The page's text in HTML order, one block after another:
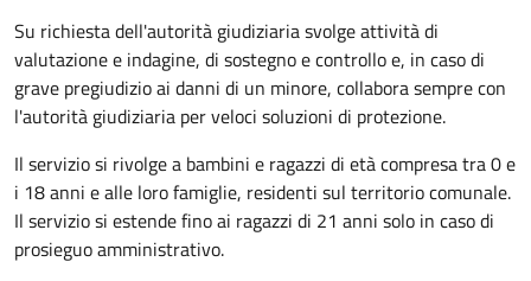
Su richiesta dell'autorità giudiziaria svolge attività di
valutazione e indagine, di sostegno e controllo e, in caso di
grave pregiudizio ai danni di un minore, collabora sempre con
l'autorità giudiziaria per veloci soluzioni di protezione.
Il servizio si rivolge a bambini e ragazzi di età compresa tra 0 e
i 18 anni e alle loro famiglie, residenti sul territorio comunale.
Il servizio si estende fino ai ragazzi di 21 anni solo in caso di
prosieguo amministrativo.